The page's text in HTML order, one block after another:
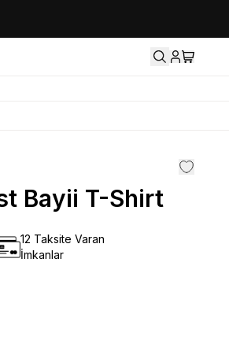
Bayii T-Shirt
12 Taksite Varan
İmkanlar